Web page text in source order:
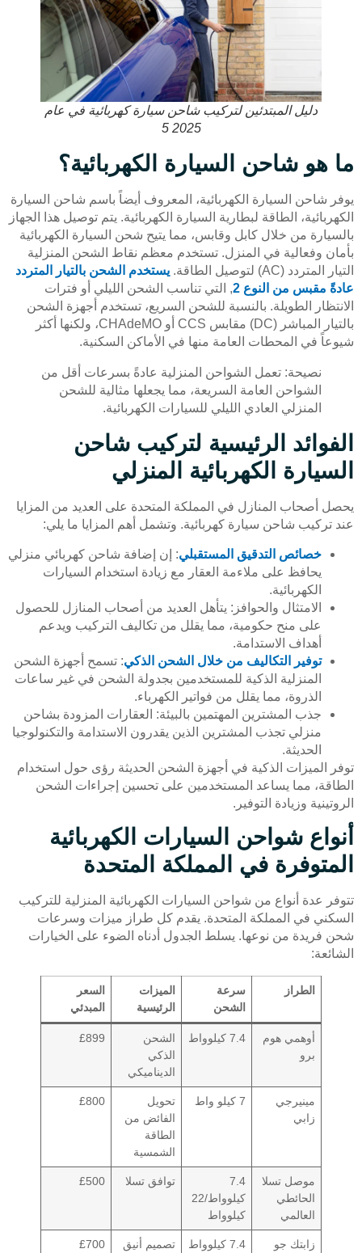
دليل المبتدئين لتركيب شاحن سيارة كهربائية في عام
2025 5
ما هو شاحن السيارة الكهربائية؟
يوفر شاحن السيارة الكهربائية، المعروف أيضاً باسم شاحن السيارة
الكهربائية، الطاقة لبطارية السيارة الكهربائية. يتم توصيل هذا الجهاز
بالسيارة من خلال كابل وقابس، مما يتيح شحن السيارة الكهربائية
بأمان وفعالية في المنزل. تستخدم معظم نقاط الشحن المنزلية
التيار المتردد (AC) لتوصيل الطاقة.
يستخدم الشحن بالتيار المتردد
عادةً مقبس من النوع 2
, التي تناسب الشحن الليلي أو فترات
الانتظار الطويلة. بالنسبة للشحن السريع، تستخدم أجهزة الشحن
بالتيار المباشر (DC) مقابس CCS أو CHAdeMO، ولكنها أكثر
شيوعاً في المحطات العامة منها في الأماكن السكنية.
نصيحة: تعمل الشواحن المنزلية عادةً بسرعات أقل من
الشواحن العامة السريعة، مما يجعلها مثالية للشحن
المنزلي العادي الليلي للسيارات الكهربائية.
الفوائد الرئيسية لتركيب شاحن
السيارة الكهربائية المنزلي
يحصل أصحاب المنازل في المملكة المتحدة على العديد من المزايا
عند تركيب شاحن سيارة كهربائية. وتشمل أهم المزايا ما يلي:
خصائص التدقيق المستقبلي: إن إضافة شاحن كهربائي منزلي
يحافظ على ملاءمة العقار مع زيادة استخدام السيارات
الكهربائية.
الامتثال والحوافز: يتأهل العديد من أصحاب المنازل للحصول
على منح حكومية، مما يقلل من تكاليف التركيب ويدعم
أهداف الاستدامة.
توفير التكاليف من خلال الشحن الذكي: تسمح أجهزة الشحن
المنزلية الذكية للمستخدمين بجدولة الشحن في غير ساعات
الذروة، مما يقلل من فواتير الكهرباء.
جذب المشترين المهتمين بالبيئة: العقارات المزودة بشاحن
منزلي تجذب المشترين الذين يقدرون الاستدامة والتكنولوجيا
الحديثة.
توفر الميزات الذكية في أجهزة الشحن الحديثة رؤى حول استخدام
الطاقة، مما يساعد المستخدمين على تحسين إجراءات الشحن
الروتينية وزيادة التوفير.
أنواع شواحن السيارات الكهربائية
المتوفرة في المملكة المتحدة
تتوفر عدة أنواع من شواحن السيارات الكهربائية المنزلية للتركيب
السكني في المملكة المتحدة. يقدم كل طراز ميزات وسرعات
شحن فريدة من نوعها. يسلط الجدول أدناه الضوء على الخيارات
الشائعة:
الطراز
سرعة
الشحن
الميزات
الرئيسية
السعر
المبدئي
أوهمي هوم
برو
7.4 كيلوواط
الشحن
الذكي
الديناميكي
£899
مينيرجي
زابي
7 كيلو واط
تحويل
الفائض من
الطاقة
الشمسية
£800
موصل تسلا
الحائطي
العالمي
7.4
كيلوواط/22
كيلوواط
توافق تسلا £500
زابتك جو
7.4 كيلوواط تصميم أنيق £700